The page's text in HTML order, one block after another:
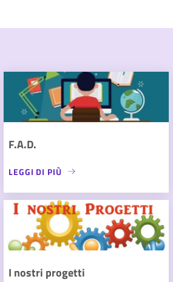
F.A.D.
LEGGI DI PIÙ
I nostri progetti